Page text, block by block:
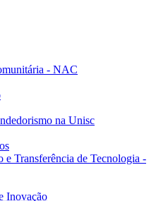
- NAC
na Unisc
e Transferência de Tecnologia -
Inovação